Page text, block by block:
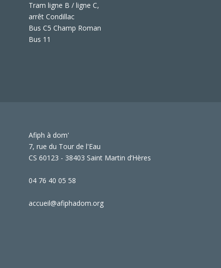
Tram ligne B / ligne C,
arrêt Condillac
Bus C5 Champ Roman
Bus 11
Afiph à dom'
7, rue du Tour de l'Eau
CS 60123 - 38403 Saint Martin d’Hères
04 76 40 05 58
accueil@afiphadom.org